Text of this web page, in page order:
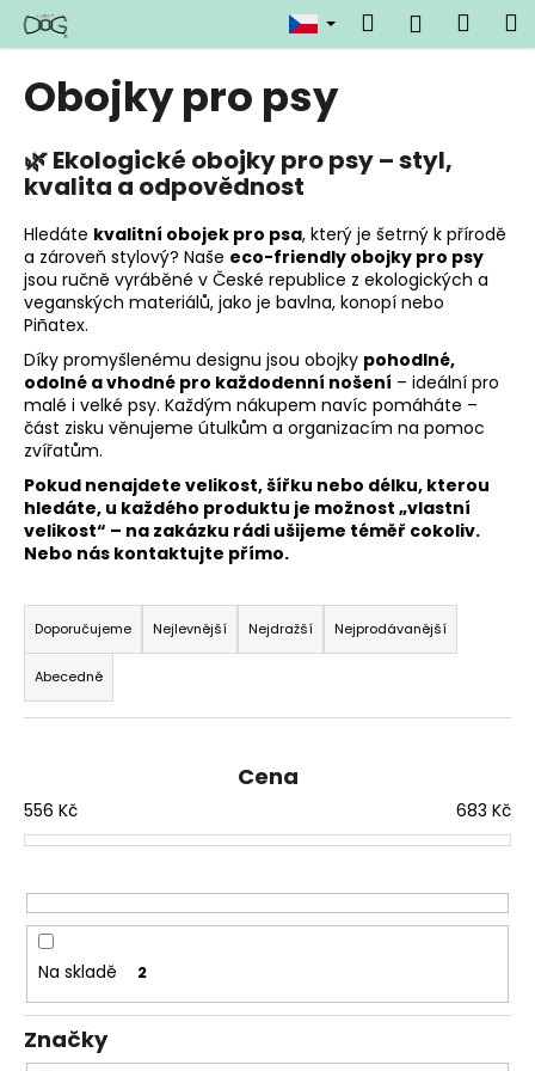
Přejít
obsah
Hledat
Obojky pro psy
🌿 Ekologické obojky pro psy – styl,
kvalita a odpovědnost
Hledáte kvalitní obojek pro psa, který je šetrný k přírodě
a zároveň stylový? Naše eco-friendly obojky pro psy
jsou ručně vyráběné v České republice z ekologických a
veganských materiálů, jako je bavlna, konopí nebo
Piñatex.
Díky promyšlenému designu jsou obojky pohodlné,
odolné a vhodné pro každodenní nošení – ideální pro
malé i velké psy. Každým nákupem navíc pomáháte –
část zisku věnujeme útulkům a organizacím na pomoc
zvířatům.
Pokud nenajdete velikost, šířku nebo délku, kterou
hledáte, u každého produktu je možnost „vlastní
velikost“ – na zakázku rádi ušijeme téměř cokoliv.
Nebo nás kontaktujte přímo.
Ř
a
z
e
n
r
o
u
k
ů
Doporučujeme Nejlevnější Nejdražší Nejprodávanější
Abecedně
Cena
556 Kč 683 Kč
Na skladě 2
Značky
o
o
p
o
t
ř
e
b
u
j
e
t
e
n
a
j
t
?
D
o
p
o
r
u